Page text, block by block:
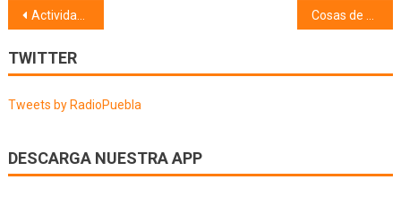
Navegación
de
entradas
Actividades religiosas (01/07/24) Cosas de mi pueblo, Coplillas y Apodos (02/07/24)
TWITTER
Tweets by RadioPuebla
DESCARGA NUESTRA APP